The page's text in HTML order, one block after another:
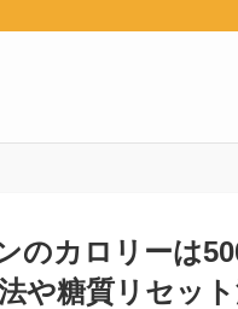
のカロリーは
や糖質リセッ